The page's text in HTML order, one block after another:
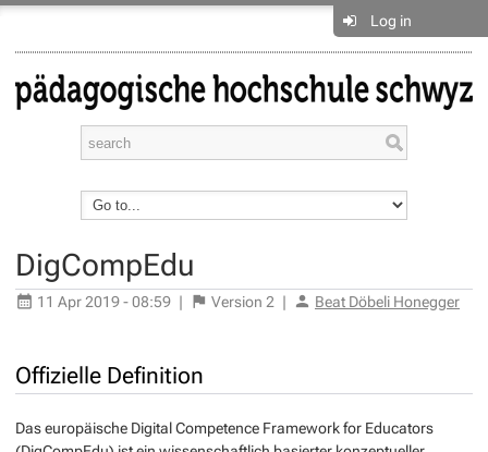
Log in
DigCompEdu
11 Apr 2019 - 08:59 | Version 2 | Beat Döbeli Honegger
Offizielle Definition
Das europäische Digital Competence Framework for Educators